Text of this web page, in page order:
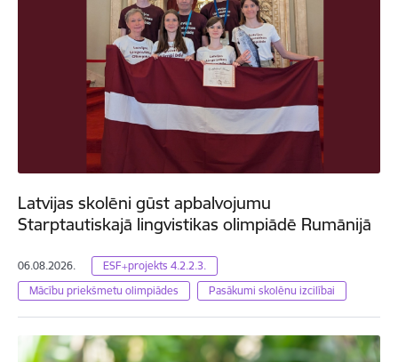
Latvijas skolēni gūst apbalvojumu
Starptautiskajā lingvistikas olimpiādē Rumānijā
06.08.2026.
ESF+projekts 4.2.2.3.
Mācību priekšmetu olimpiādes
Pasākumi skolēnu izcilībai